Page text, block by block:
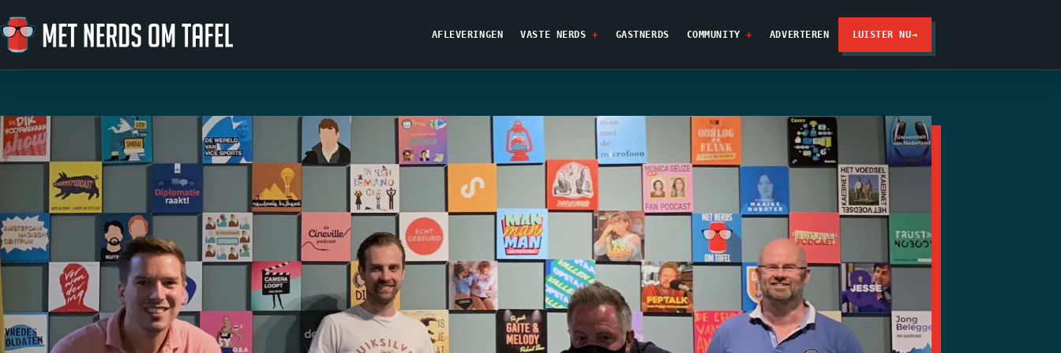
Ga naar de inhoud
AFLEVERINGEN VASTE NERDS GASTNERDS COMMUNITY ADVERTEREN LUISTER NU→